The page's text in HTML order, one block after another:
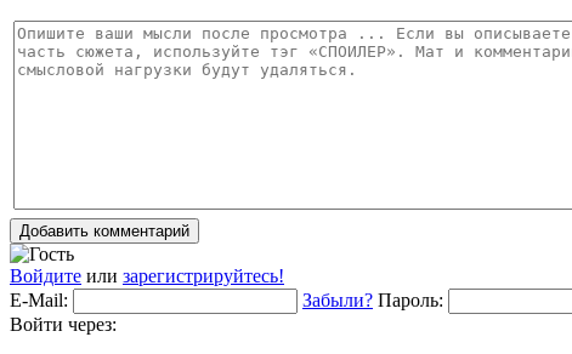
Добавить комментарий
Войдите или зарегистрируйтесь!
E-Mail:
Забыли? Пароль:
Войти через: